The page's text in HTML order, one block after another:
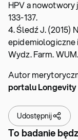
HPV a nowotwory
133-137.
4. Śledź J. (2015)
epidemiologiczne
Wydz. Farm.
Autor
portalu
Udostępnij
To badanie